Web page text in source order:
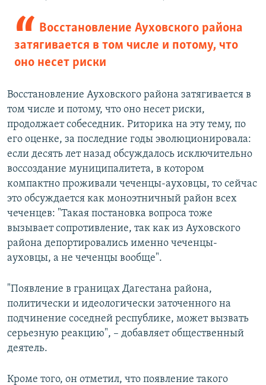
Восстановление Ауховского района
затягивается в том числе и потому, что
оно несет риски
Восстановление Ауховского района затягивается в
том числе и потому, что оно несет риски,
продолжает собеседник. Риторика на эту тему, по
его оценке, за последние годы эволюционировала:
если десять лет назад обсуждалось исключительно
воссоздание муниципалитета, в котором
компактно проживали чеченцы-ауховцы, то сейчас
это обсуждается как моноэтничный район всех
чеченцев: "Такая постановка вопроса тоже
вызывает сопротивление, так как из Ауховского
района депортировались именно чеченцы-
ауховцы, а не чеченцы вообще".
"Появление в границах Дагестана района,
политически и идеологически заточенного на
подчинение соседней республике, может вызвать
серьезную реакцию", – добавляет общественный
деятель.
Кроме того, он отметил, что появление такого